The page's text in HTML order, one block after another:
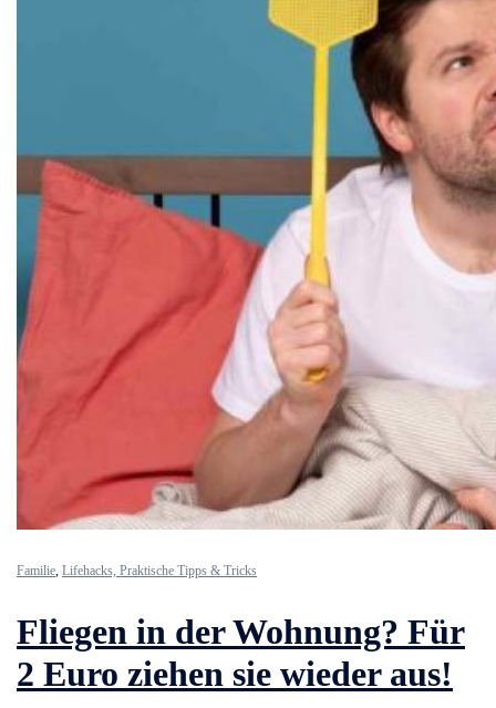
Familie, Lifehacks, Praktische Tipps & Tricks
Fliegen in der Wohnung? Für
2 Euro ziehen sie wieder aus!